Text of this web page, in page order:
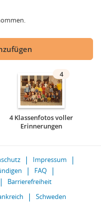
4
4 Klassenfotos voller
Erinnerungen
Impressum
FAQ
Barrierefreiheit
Schweden